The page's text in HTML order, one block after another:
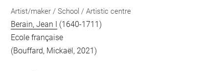
Artist/maker / School / Artistic centre
Berain, Jean I (1640-1711)
Ecole française
(Bouffard, Mickaël, 2021)